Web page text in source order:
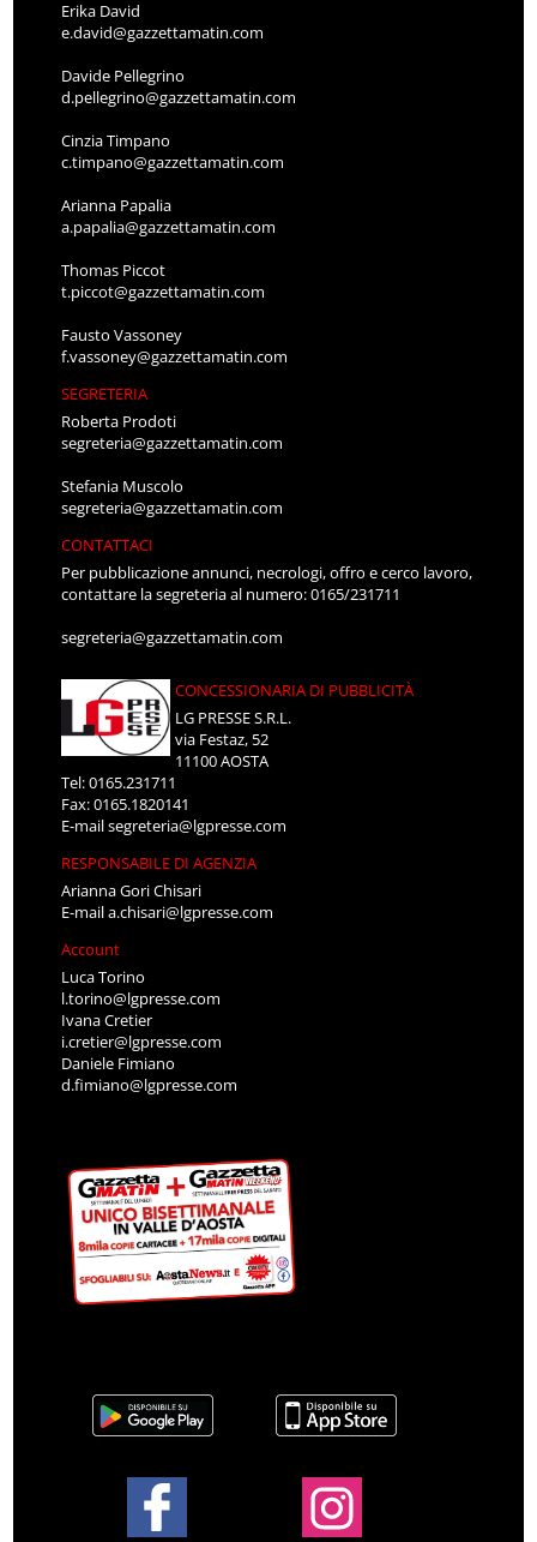
Erika David
e.david@gazzettamatin.com
Davide Pellegrino
d.pellegrino@gazzettamatin.com
Cinzia Timpano
c.timpano@gazzettamatin.com
Arianna Papalia
a.papalia@gazzettamatin.com
Thomas Piccot
t.piccot@gazzettamatin.com
Fausto Vassoney
f.vassoney@gazzettamatin.com
SEGRETERIA
Roberta Prodoti
segreteria@gazzettamatin.com
Stefania Muscolo
segreteria@gazzettamatin.com
CONTATTACI
Per pubblicazione annunci, necrologi, offro e cerco lavoro,
contattare la segreteria al numero: 0165/231711
segreteria@gazzettamatin.com
CONCESSIONARIA DI PUBBLICITÀ
LG PRESSE S.R.L.
via Festaz, 52
11100 AOSTA
Tel: 0165.231711
Fax: 0165.1820141
E-mailsegreteria@lgpresse.com
RESPONSABILE DI AGENZIA
Arianna Gori Chisari
E-maila.chisari@lgpresse.com
Account
Luca Torino
l.torino@lgpresse.com
Ivana Cretier
i.cretier@lgpresse.com
Daniele Fimiano
d.fimiano@lgpresse.com